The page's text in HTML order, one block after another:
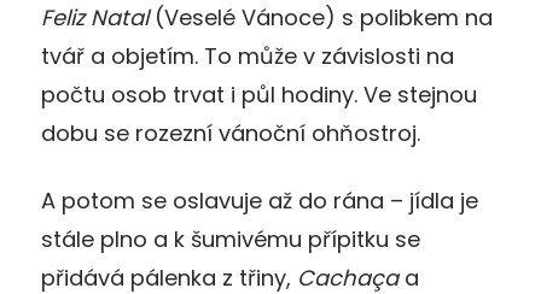
Feliz Natal(Veselé Vánoce) s polibkem na
tvář a objetím. To může v závislosti na
počtu osob trvat i půl hodiny. Ve stejnou
dobu se rozezní vánoční ohňostroj.
A potom se oslavuje až do rána – jídla je
stále plno a k šumivému přípitku se
přidává pálenka z třiny, Cachaçaa